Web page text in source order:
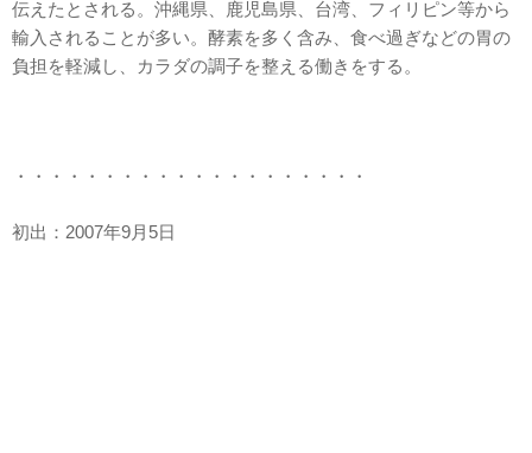
伝えたとされる。沖縄県、鹿児島県、台湾、フィリピン等から
輸入されることが多い。酵素を多く含み、食べ過ぎなどの胃の
負担を軽減し、カラダの調子を整える働きをする。
・・・・・・・・・・・・・・・・・・・・
初出：2007年9月5日